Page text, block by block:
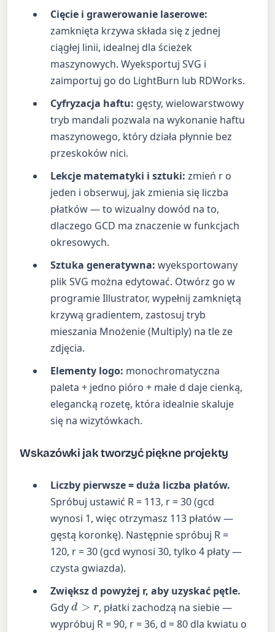
Cięcie i grawerowanie laserowe:
zamknięta krzywa składa się z jednej
ciągłej linii, idealnej dla ścieżek
maszynowych. Wyeksportuj SVG i
zaimportuj go do LightBurn lub RDWorks.
Cyfryzacja haftu: gęsty, wielowarstwowy
tryb mandali pozwala na wykonanie haftu
maszynowego, który działa płynnie bez
przeskoków nici.
Lekcje matematyki i sztuki: zmień r o
jeden i obserwuj, jak zmienia się liczba
płatków — to wizualny dowód na to,
dlaczego GCD ma znaczenie w funkcjach
okresowych.
Sztuka generatywna: wyeksportowany
plik SVG można edytować. Otwórz go w
programie Illustrator, wypełnij zamkniętą
krzywą gradientem, zastosuj tryb
mieszania Mnożenie (Multiply) na tle ze
zdjęcia.
Elementy logo: monochromatyczna
paleta + jedno pióro + małe d daje cienką,
elegancką rozetę, która idealnie skaluje
się na wizytówkach.
Wskazówki jak tworzyć piękne projekty
Liczby pierwsze = duża liczba płatów.
Spróbuj ustawić R = 113, r = 30 (gcd
wynosi 1, więc otrzymasz 113 płatów —
gęstą koronkę). Następnie spróbuj R =
120, r = 30 (gcd wynosi 30, tylko 4 płaty —
czysta gwiazda).
Zwiększ d powyżej r, aby uzyskać pętle.
Gdyd >r
, płatki zachodzą na siebie —
wypróbuj R = 90, r = 36, d = 80 dla kwiatu o